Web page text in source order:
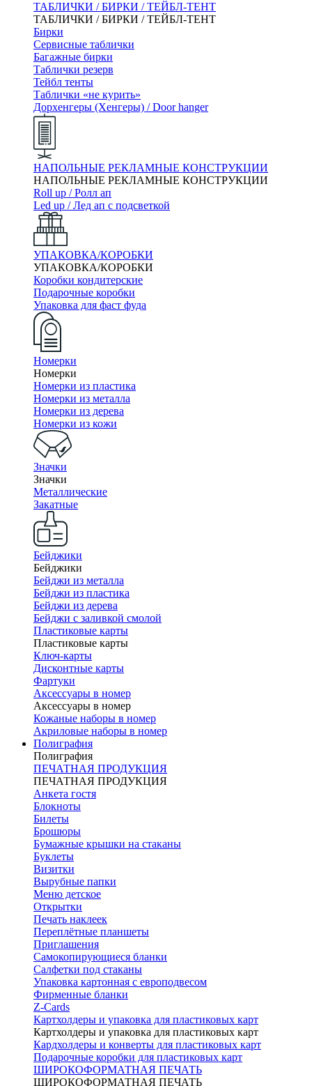
ТАБЛИЧКИ / БИРКИ / ТЕЙБЛ-ТЕНТ
ТАБЛИЧКИ / БИРКИ / ТЕЙБЛ-ТЕНТ
Бирки
Сервисные таблички
Багажные бирки
Таблички резерв
Тейбл тенты
Таблички «не курить»
Дорхенгеры (Хенгеры) / Door hanger
НАПОЛЬНЫЕ РЕКЛАМНЫЕ КОНСТРУКЦИИ
НАПОЛЬНЫЕ РЕКЛАМНЫЕ КОНСТРУКЦИИ
Roll up / Ролл ап
Led up / Лед ап с подсветкой
УПАКОВКА/КОРОБКИ
УПАКОВКА/КОРОБКИ
Коробки кондитерские
Подарочные коробки
Упаковка для фаст фуда
Номерки
Номерки
Номерки из пластика
Номерки из металла
Номерки из дерева
Номерки из кожи
Значки
Значки
Металлические
Закатные
Бейджики
Бейджики
Бейджи из металла
Бейджи из пластика
Бейджи из дерева
Бейджи с заливкой смолой
Пластиковые карты
Пластиковые карты
Ключ-карты
Дисконтные карты
Фартуки
Аксессуары в номер
Аксессуары в номер
Кожаные наборы в номер
Акриловые наборы в номер
Полиграфия
Полиграфия
ПЕЧАТНАЯ ПРОДУКЦИЯ
ПЕЧАТНАЯ ПРОДУКЦИЯ
Анкета гостя
Блокноты
Билеты
Брошюры
Бумажные крышки на стаканы
Буклеты
Визитки
Вырубные папки
Меню детское
Открытки
Печать наклеек
Переплётные планшеты
Приглашения
Самокопирующиеся бланки
Салфетки под стаканы
Упаковка картонная с европодвесом
Фирменные бланки
Z-Cards
Картхолдеры и упаковка для пластиковых карт
Картхолдеры и упаковка для пластиковых карт
Кардхолдеры и конверты для пластиковых карт
Подарочные коробки для пластиковых карт
ШИРОКОФОРМАТНАЯ ПЕЧАТЬ
ШИРОКОФОРМАТНАЯ ПЕЧАТЬ